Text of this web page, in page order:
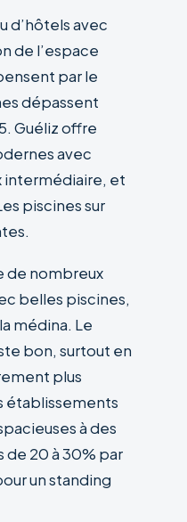
d’hôtels avec
de l’espace
par le
dépassent
Guéliz offre
avec
intermédiaire, et
piscines sur
de nombreux
belles piscines,
médina. Le
bon, surtout en
plus
établissements
à des
de 20 à 30% par
un standing